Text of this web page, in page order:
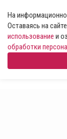
На
Оставаясь на
использование и
обработки